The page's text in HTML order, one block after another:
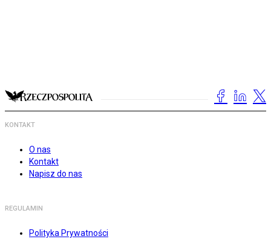
KONTAKT
O nas
Kontakt
Napisz do nas
REGULAMIN
Polityka Prywatności